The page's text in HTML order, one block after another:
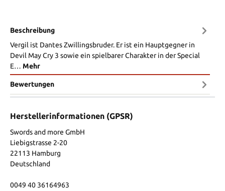
Beschreibung
Vergil ist Dantes Zwillingsbruder. Er ist ein Hauptgegner in
Devil May Cry 3 sowie ein spielbarer Charakter in der Special
E… Mehr
Bewertungen
Herstellerinformationen (GPSR)
Swords and more GmbH
Liebigstrasse 2-20
22113 Hamburg
Deutschland
0049 40 36164963